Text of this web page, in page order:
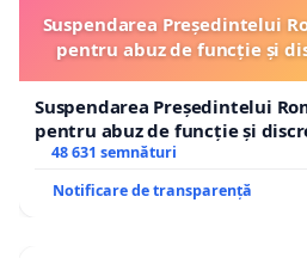
Suspendarea Președintelui
pentru abuz de funcție și
Suspendarea Președintelui
pentru abuz de funcție și
48 631 semnături
Notificare de transparență